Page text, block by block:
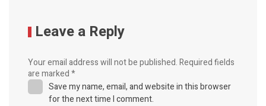
Leave a Reply
Your email address will not be published.Required fields
are marked*
Save my name, email, and website in this browser
for the next time I comment.